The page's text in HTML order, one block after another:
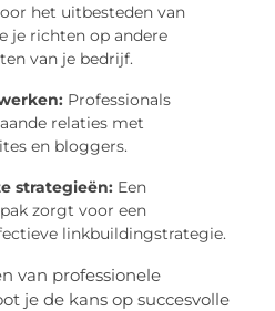
het uitbesteden van
je richten op andere
van je bedrijf.
Professionals
relaties met
en bloggers.
strategieën: Een
zorgt voor een
linkbuildingstrategie.
van professionele
je de kans op succesvolle